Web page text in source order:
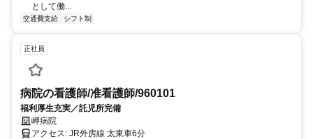
として働...
交通費支給 シフト制
正社員
病院の看護師/准看護師/960101
福利厚生充実／託児所完備
岬病院
アクセス: JR外房線 太東車6分